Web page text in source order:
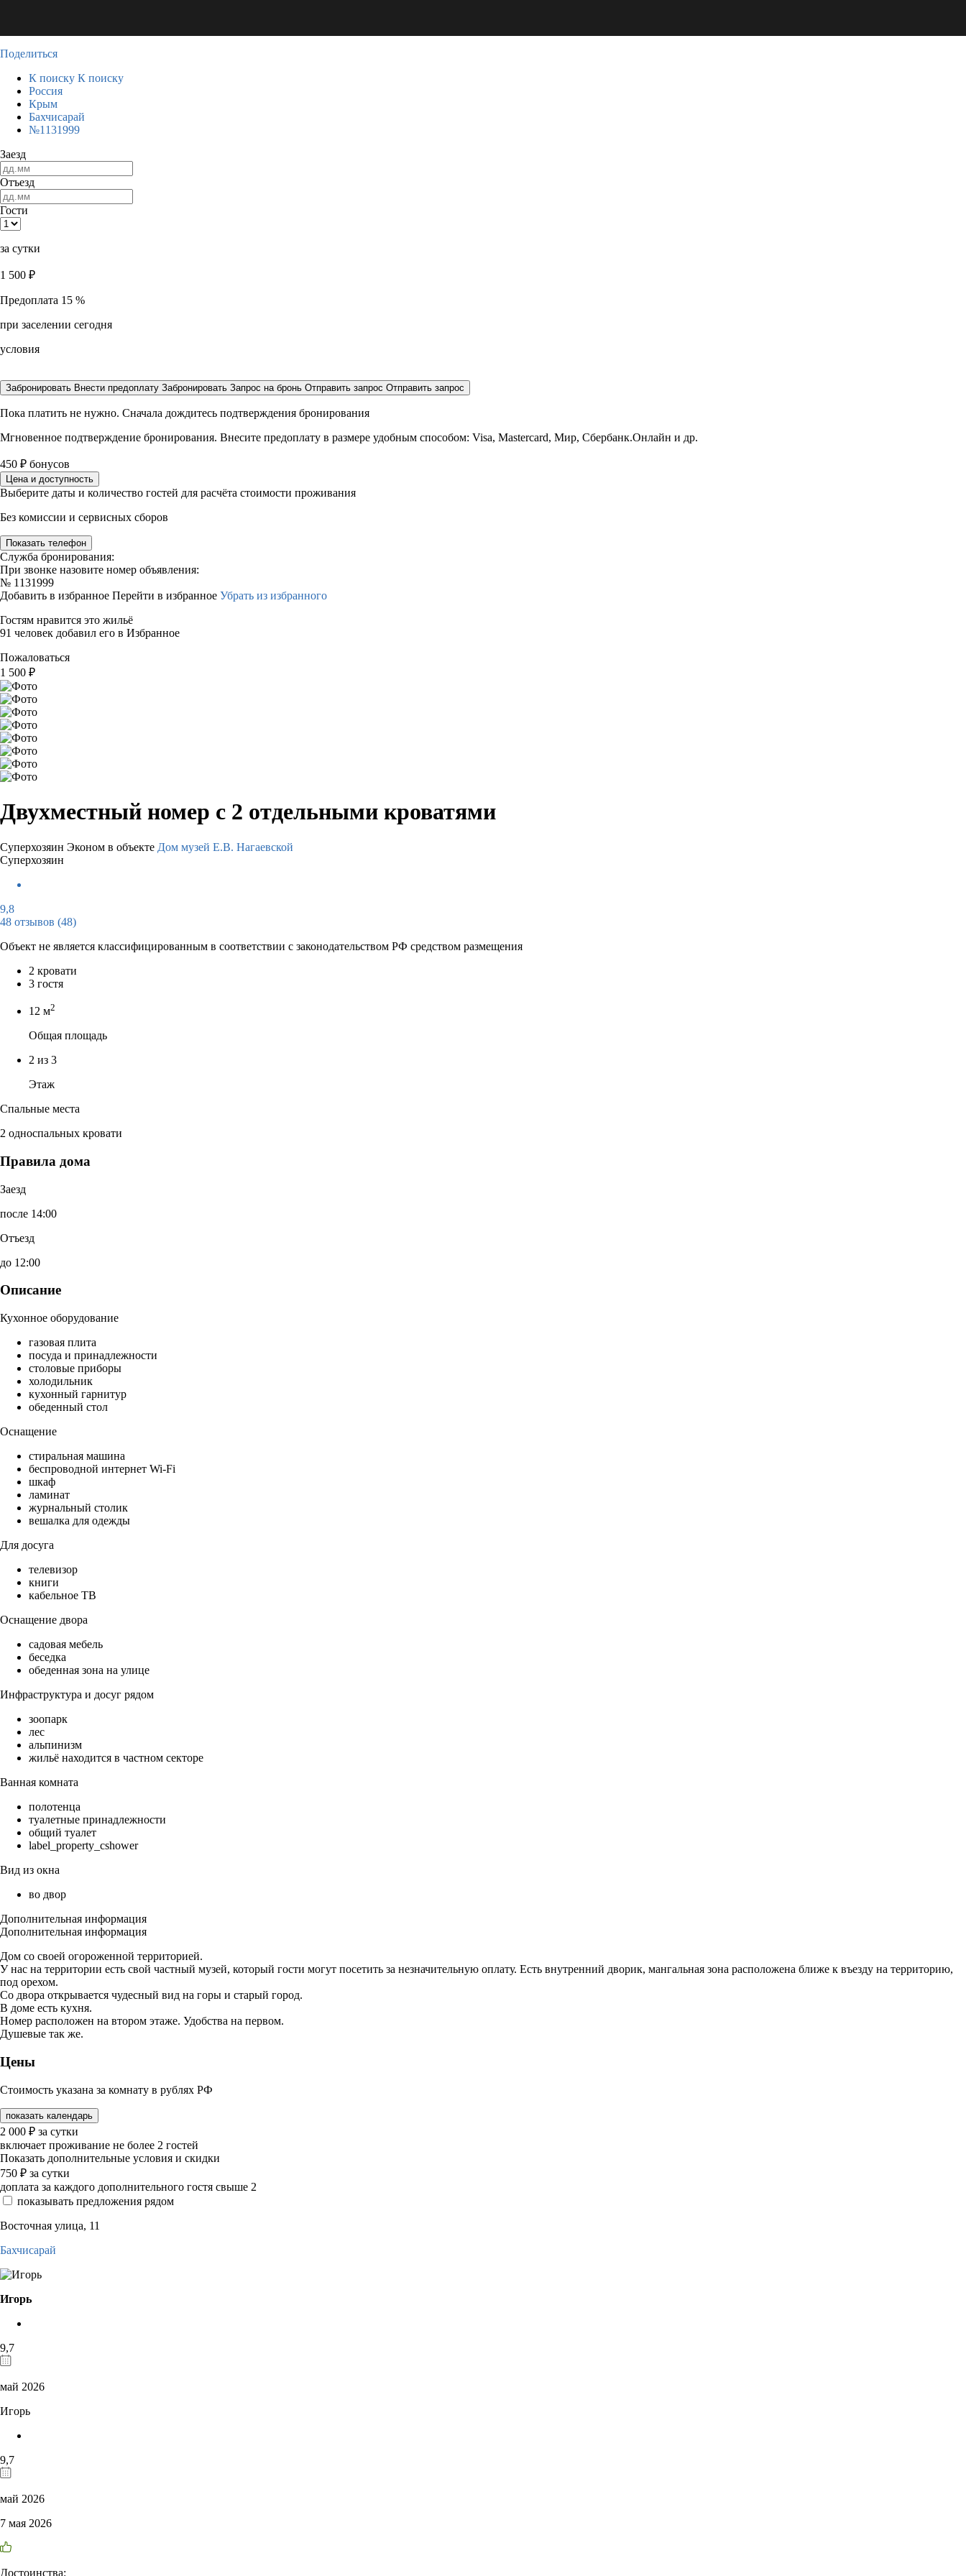
Поделиться
К поиску К поиску
Россия
Крым
Бахчисарай
№1131999
Заезд
Отъезд
Гости
за сутки
1 500 ₽
Предоплата 15 %
при заселении сегодня
условия
Забронировать Внести предоплату Забронировать Запрос на бронь Отправить запрос Отправить запрос
Пока платить не нужно. Сначала дождитесь подтверждения бронирования
Мгновенное подтверждение бронирования. Внесите предоплату в размере удобным способом: Visa, Mastercard, Мир, Сбербанк.Онлайн и др.
450 ₽ бонусов
Цена и доступность
Выберите даты и количество гостей для расчёта стоимости проживания
Без комиссии и сервисных сборов
Показать телефон
Служба бронирования:
При звонке назовите номер объявления:
№ 1131999
Добавить в избранное Перейти в избранное Убрать из избранного
Гостям нравится это жильё
91 человек добавил его в Избранное
Пожаловаться
1 500 ₽
Двухместный номер с 2 отдельными кроватями
Суперхозяин Эконом в объекте Дом музей Е.В. Нагаевской
Суперхозяин
9,8
48 отзывов (48)
Объект не является классифицированным в соответствии с законодательством РФ средством размещения
2 кровати
3 гостя
12 м2
Общая площадь
2 из 3
Этаж
Спальные места
2 односпальных кровати
Правила дома
Заезд
после 14:00
Отъезд
до 12:00
Описание
Кухонное оборудование
газовая плита
посуда и принадлежности
столовые приборы
холодильник
кухонный гарнитур
обеденный стол
Оснащение
стиральная машина
беспроводной интернет Wi-Fi
шкаф
ламинат
журнальный столик
вешалка для одежды
Для досуга
телевизор
книги
кабельное ТВ
Оснащение двора
садовая мебель
беседка
обеденная зона на улице
Инфраструктура и досуг рядом
зоопарк
лес
альпинизм
жильё находится в частном секторе
Ванная комната
полотенца
туалетные принадлежности
общий туалет
label_property_cshower
Вид из окна
во двор
Дополнительная информация
Дополнительная информация
Дом со своей огороженной территорией.
У нас на территории есть свой частный музей, который гости могут посетить за незначительную оплату. Есть внутренний дворик, мангальная зона расположена ближе к въезду на территорию,
под орехом.
Со двора открывается чудесный вид на горы и старый город.
В доме есть кухня.
Номер расположен на втором этаже. Удобства на первом.
Душевые так же.
Цены
Стоимость указана за комнату в рублях РФ
показать календарь
2 000 ₽ за сутки
включает проживание не более 2 гостей
Показать дополнительные условия и скидки
750 ₽ за сутки
доплата за каждого дополнительного гостя свыше 2
показывать предложения рядом
Восточная улица, 11
Бахчисарай
Игорь
9,7
май 2026
Игорь
9,7
май 2026
7 мая 2026
Достоинства: